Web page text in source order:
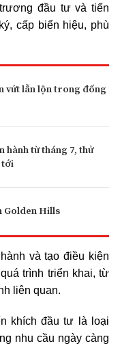
đầu tư và tiến
cấp biển hiệu, phù
vứt lẫn lộn trong đống
hành từ tháng 7, thử
tới
Golden Hills
và tạo điều kiện
trình triển khai, từ
liên quan.
khích đầu tư là loại
nhu cầu ngày càng